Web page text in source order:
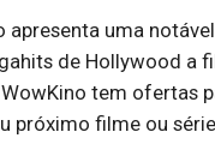
uma
de Hollywood a
tem ofertas
próximo filme ou